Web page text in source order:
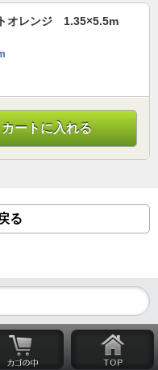
オレンジ 1.35×5.5m
カートに入れる
る